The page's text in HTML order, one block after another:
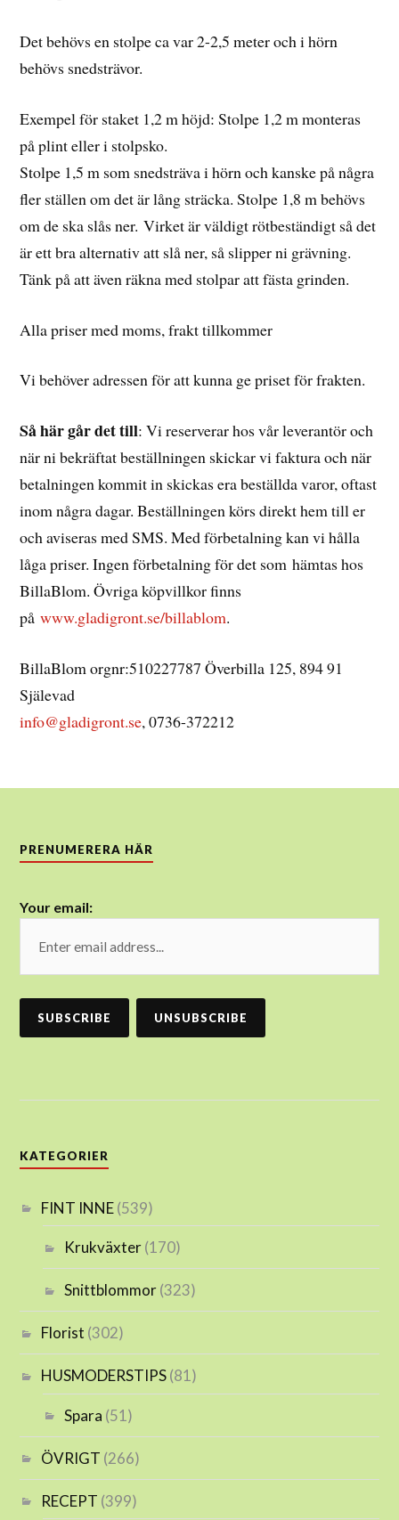
Det behövs en stolpe ca var 2-2,5 meter och i hörn
behövs snedsträvor.
Exempel för staket 1,2 m höjd: Stolpe 1,2 m monteras
på plint eller i stolpsko.
Stolpe 1,5 m som snedsträva i hörn och kanske på några
fler ställen om det är lång sträcka. Stolpe 1,8 m behövs
om de ska slås ner. Virket är väldigt rötbeständigt så det
är ett bra alternativ att slå ner, så slipper ni grävning.
Tänk på att även räkna med stolpar att fästa grinden.
Alla priser med moms, frakt tillkommer
Vi behöver adressen för att kunna ge priset för frakten.
Så här går det till: Vi reserverar hos vår leverantör och
när ni bekräftat beställningen skickar vi faktura och när
betalningen kommit in skickas era beställda varor, oftast
inom några dagar. Beställningen körs direkt hem till er
och aviseras med SMS. Med förbetalning kan vi hålla
låga priser. Ingen förbetalning för det som hämtas hos
BillaBlom. Övriga köpvillkor finns
påwww.gladigront.se/billablom.
BillaBlom orgnr:510227787 Överbilla 125, 894 91
Själevad
info@gladigront.se, 0736-372212
PRENUMERERA HÄR
Your email:
KATEGORIER
FINT INNE(539)
Krukväxter(170)
Snittblommor(323)
Florist (302)
HUSMODERSTIPS(81)
Spara (51)
ÖVRIGT (266)
RECEPT (399)